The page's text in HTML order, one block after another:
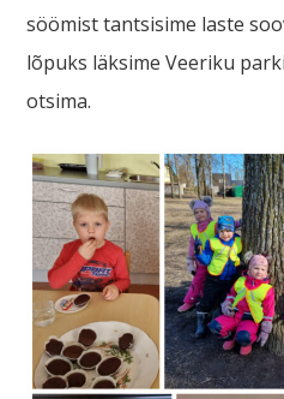
söömist tantsisime laste
lõpuks läksime Veeriku
otsima.